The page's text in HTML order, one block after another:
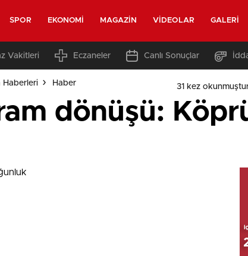
SPOR EKONOMI MAGAZIN VIDEOLAR GALERI
Vakitleri Eczaneler Canlı Sonuçlar
Haberleri Haber 31 kez
dönüşü: